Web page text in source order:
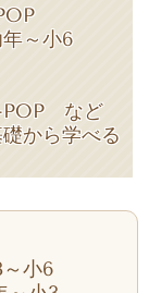
年～小6
POP など
から学べる
～小6